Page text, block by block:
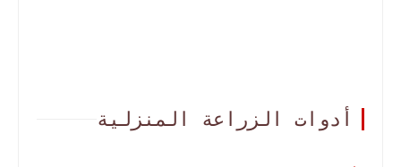
أدوات الزراعة المنزلية